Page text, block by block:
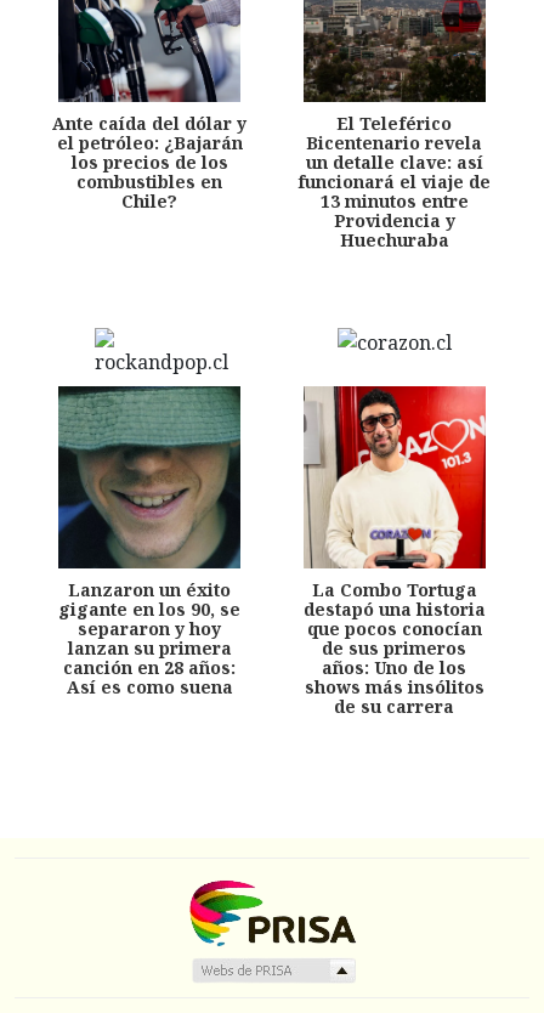
Ante caída del dólar y
el petróleo: ¿Bajarán
los precios de los
combustibles en
Chile?
El Teleférico
Bicentenario revela
un detalle clave: así
funcionará el viaje de
13 minutos entre
Providencia y
Huechuraba
Lanzaron un éxito
gigante en los 90, se
separaron y hoy
lanzan su primera
canción en 28 años:
Así es como suena
La Combo Tortuga
destapó una historia
que pocos conocían
de sus primeros
años: Uno de los
shows más insólitos
de su carrera